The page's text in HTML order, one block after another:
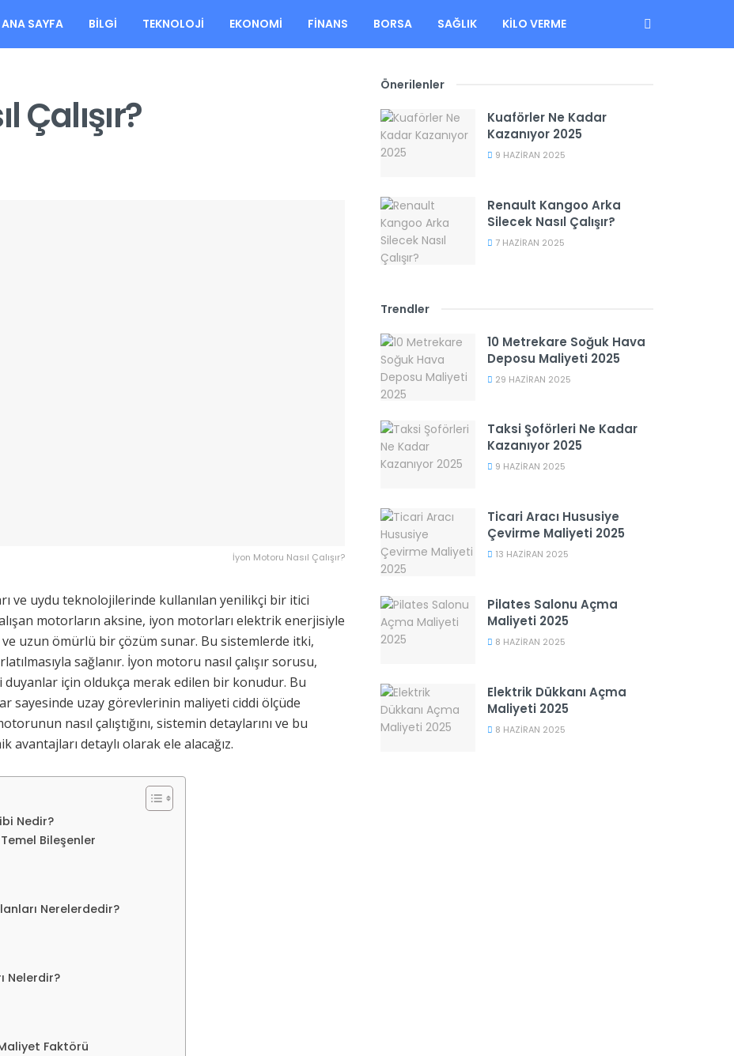
ANA SAYFA BILGI TEKNOLOJI EKONOMI FINANS BORSA SAĞLIK KILO VERME
Çalışır?
İyon Motoru Nasıl Çalışır?
ve uydu teknolojilerinde kullanılan yenilikçi bir itici
motorların aksine, iyon motorları elektrik enerjisiyle
uzun ömürlü bir çözüm sunar. Bu sistemlerde itki,
sağlanır. İyon motoru nasıl çalışır sorusu,
için oldukça merak edilen bir konudur. Bu
sayesinde uzay görevlerinin maliyeti ciddi ölçüde
nasıl çalıştığını, sistemin detaylarını ve bu
detaylı olarak ele alacağız.
Nedir?
Bileşenler
Nerelerdedir?
Nelerdir?
Faktörü
Önerilenler
Kuaförler Ne Kadar
Kazanıyor 2025
9 HAZIRAN 2025
Renault Kangoo Arka
Silecek Nasıl Çalışır?
7 HAZIRAN 2025
Trendler
10 Metrekare Soğuk Hava
Deposu Maliyeti 2025
29 HAZIRAN 2025
Taksi Şoförleri Ne Kadar
Kazanıyor 2025
9 HAZIRAN 2025
Ticari Aracı Hususiye
Çevirme Maliyeti 2025
13 HAZIRAN 2025
Pilates Salonu Açma
Maliyeti 2025
8 HAZIRAN 2025
Elektrik Dükkanı Açma
Maliyeti 2025
8 HAZIRAN 2025